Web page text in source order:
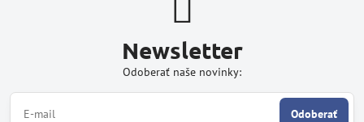
Newsletter
Odoberať naše novinky:
Odoberať